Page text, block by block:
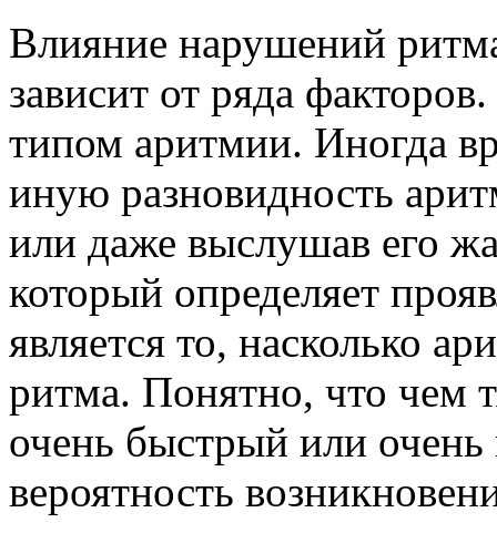
Влияние нарушений
зависит от ряда
типом аритмии. Иногда
иную разновидность
или даже выслушав его
который определяет
является то, насколько
ритма. Понятно, что чем
очень быстрый или
вероятность